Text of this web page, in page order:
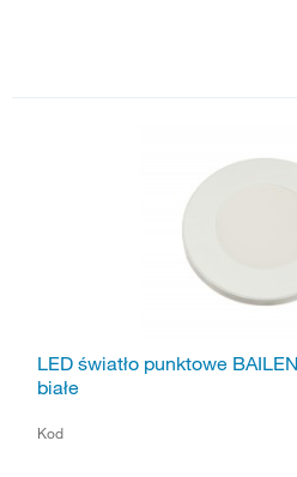
LED światło punktowe
białe
Kod